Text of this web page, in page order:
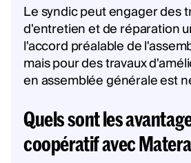
Le syndic peut engager des
d'entretien et de réparation
l'accord préalable de
mais pour des travaux
en assemblée générale est
Quels sont les
coopératif avec